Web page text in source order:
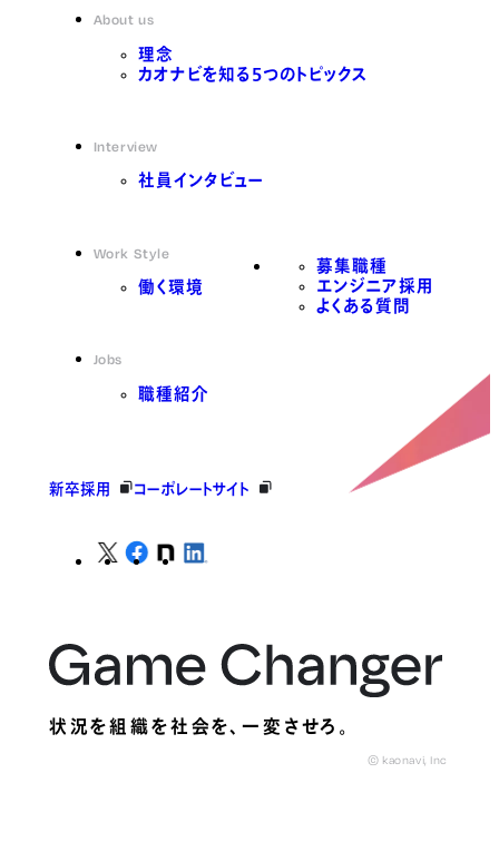
About us
理念
カオナビを知る5つのトピックス
Interview
社員インタビュー
Work Style
働く環境
Jobs
職種紹介
募集職種
エンジニア採用
よくある質問
新卒採用 コーポレートサイト
状況を組織を社会を、一変させろ。
© kaonavi, Inc